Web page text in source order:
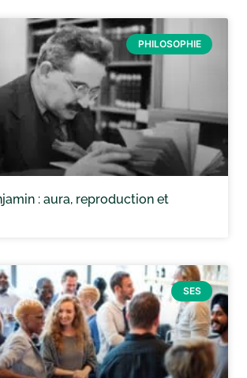
PHILOSOPHIE
: aura, reproduction et
SES